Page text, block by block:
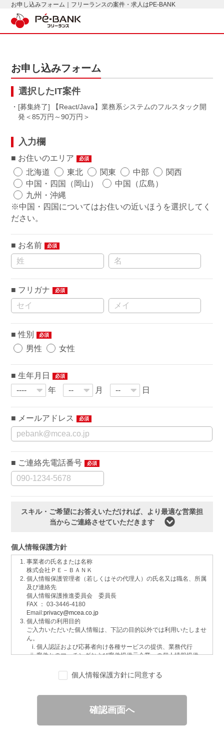
お申し込みフォーム｜フリーランスの案件・求人はPE-BANK
お申し込みフォーム
選択したIT案件
・[募集終了] 【React/Java】業務系システムのフルスタック開
発
85万円～90万円
入力欄
お住いのエリア 必須
北海道 東北 関東 中部
関西
中国・四国（岡山）
中国（広島）
九州・沖縄
※中国・四国についてはお住いの近いほうを選択してく
ださい。
お名前 必須
フリガナ 必須
性別 必須
男性 女性
生年月日 必須
年 月 日
メールアドレス 必須
ご連絡先電話番号 必須
スキル・ご希望にお答えいただければ、より最適な営業担
当からご連絡させていただきます
個人情報保護方針
事業者の氏名または名称
株式会社ＰＥ－ＢＡＮＫ
個人情報保護管理者（若しくはその代理人）の氏名又は職名、所属
及び連絡先
個人情報保護推進委員会 委員長
FAX ： 03-3446-4180
Email:privacy@mcea.co.jp
個人情報の利用目的
ご入力いただいた個人情報は、下記の目的以外では利用いたしませ
ん。
個人認証および応募者向け各種サービスの提供、業務代行
案件とのマッチングおよび案件提供元企業への個人情報提供
サービスに関するご意見、お問い合わせへの回答
ご要望の分析、各種統計データの算出と分析
当社運営のウェブサイト訪問前にクリックされている広告の情
報（クリック日や広告掲載サイトなど）を取得のうえ、情報と
照合して広告効果を測定
個人情報の第三者提供について
個人情報保護方針に同意する
確認画面へ